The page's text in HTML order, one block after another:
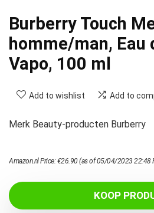
Burberry Touch
homme/man, Eau
Vapo, 100 ml
Add to wishlist Add to
Merk Beauty-producten Burberry
Amazon.nl Price:€26.90(as of 05/04/2023 22:48
KOOP